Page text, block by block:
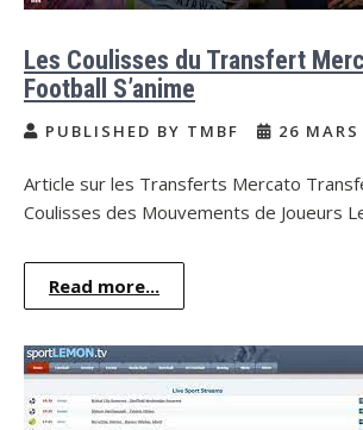
Les Coulisses du Transfert
Football S’anime
PUBLISHED BY TMBF 26
Article sur les Transferts Mercato
Coulisses des Mouvements de Joueurs
Read more...